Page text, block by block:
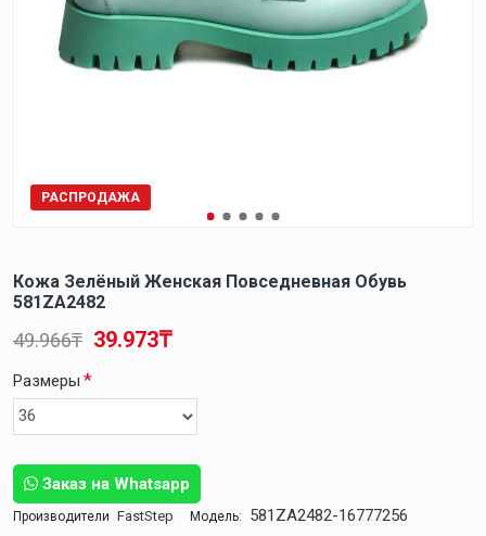
РАСПРОДАЖА
Кожа Зелёный Женская Повседневная Обувь
581ZA2482
Заказ на Whatsapp
Производители FastStep Модель: 581ZA2482-16777256
39.973₸
49.966₸
Размеры